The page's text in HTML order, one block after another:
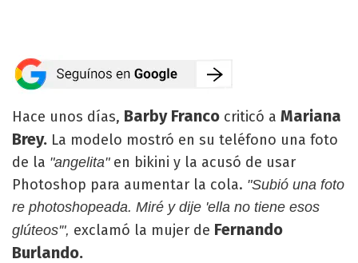
Hace unos días, Barby Franco criticó a Mariana
Brey. La modelo mostró en su teléfono una foto
de la "angelita" en bikini y la acusó de usar
Photoshop para aumentar la cola. "Subió una foto
re photoshopeada. Miré y dije 'ella no tiene esos
glúteos'", exclamó la mujer de Fernando
Burlando.